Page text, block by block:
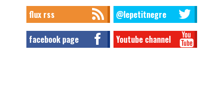
flux rss @lepetitnegre
facebook page Youtube channel